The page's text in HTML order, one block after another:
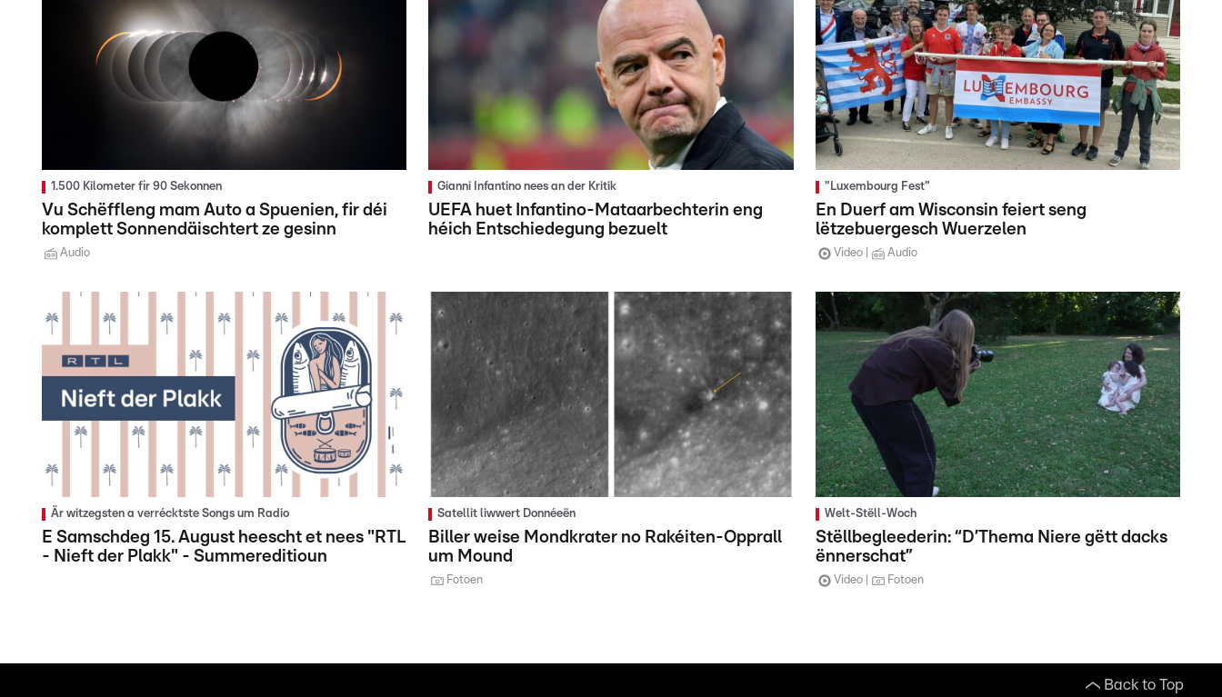
1.500 Kilometer fir 90 Sekonnen
Vu Schëffleng mam Auto a Spuenien, fir déi
komplett Sonnendäischtert ze gesinn
Audio
Gianni Infantino nees an der Kritik
UEFA huet Infantino-Mataarbechterin eng
héich Entschiedegung bezuelt
"Luxembourg Fest"
En Duerf am Wisconsin feiert seng
lëtzebuergesch Wuerzelen
Video Audio
Är witzegsten a verrécktste Songs um Radio
E Samschdeg 15. August heescht et nees "RTL
- Nieft der Plakk" - Summereditioun
Satellit liwwert Donnéeën
Biller weise Mondkrater no Rakéiten-Opprall
um Mound
Fotoen
Welt-Stëll-Woch
Stëllbegleederin: “D’Thema Niere gëtt dacks
ënnerschat”
Video Fotoen
Back to Top